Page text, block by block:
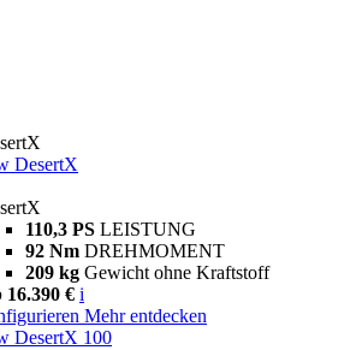
DesertX
110,3 PS LEISTUNG
92 Nm DREHMOMENT
209 kg Gewicht ohne Kraftstoff
16.390 € i
Mehr entdecken
DesertX 100